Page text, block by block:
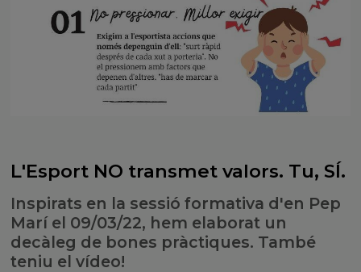
L'Esport NO transmet valors. Tu, SÍ.
Inspirats en la sessió formativa d'en Pep
Marí el 09/03/22, hem elaborat un
decàleg de bones pràctiques. També
teniu el vídeo!